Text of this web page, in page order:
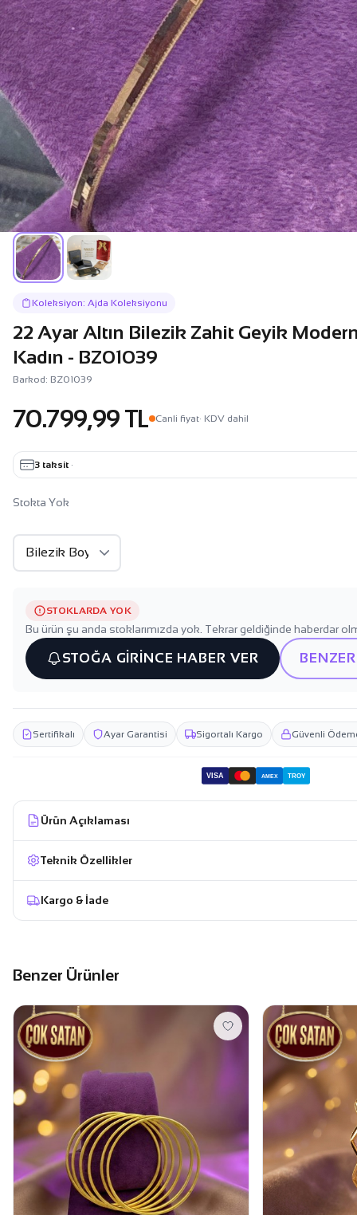
Koleksiyon: Ajda Koleksiyonu
22 Ayar Altın Bilezik Zahit Geyik
Kadın - BZ01039
Barkod: BZ01039
70.799,99 TL Canli fiyat· KDV dahil
3 taksit ·
Stokta Yok
STOKLARDA YOK
Bu ürün şu anda stoklarımızda yok. Tekrar geldiğinde haberdar
STOĞA GİRİNCE HABER VER
Sertifikalı Ayar Garantisi Sigortalı Kargo Güvenli
VISA AMEX TROY
Ürün Açıklaması
Teknik Özellikler
Kargo & İade
Benzer Ürünler